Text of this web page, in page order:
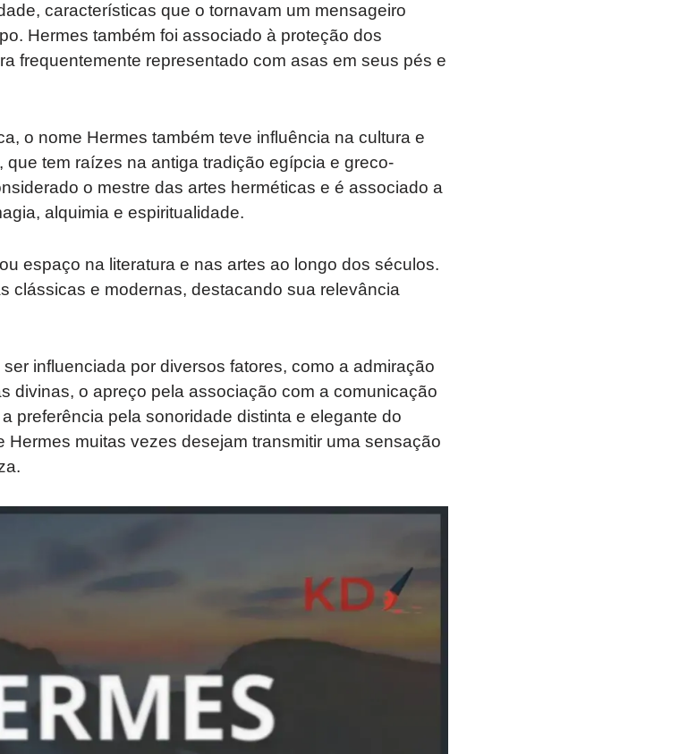
características que o tornavam um mensageiro
Hermes também foi associado à proteção dos
frequentemente representado com asas em seus pés e
o nome Hermes também teve influência na cultura e
que tem raízes na antiga tradição egípcia e greco-
o mestre das artes herméticas e é associado a
alquimia e espiritualidade.
espaço na literatura e nas artes ao longo dos séculos.
clássicas e modernas, destacando sua relevância
influenciada por diversos fatores, como a admiração
divinas, o apreço pela associação com a comunicação
preferência pela sonoridade distinta e elegante do
Hermes muitas vezes desejam transmitir uma sensação